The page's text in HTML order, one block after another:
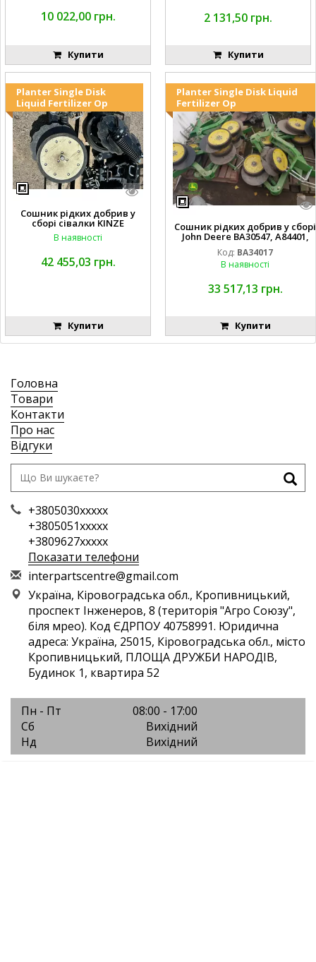
10 022,00 грн.
Купити
2 131,50 грн.
Купити
Planter Single Disk
Liquid Fertilizer Op
Сошник рідких добрив у
сборі сівалки KINZE
В наявності
42 455,03 грн.
Купити
Planter Single Disk Liquid
Fertilizer Op
Сошник рідких добрив у сборі
John Deere BA30547, A84401,
AA65563, AA65562, A82739,
A82743, AA56092, A72503,
A72504,
68, H137235, A72358, AA65564, A
A65566, A49917, A49918,
Код: BA34017
В наявності
33 517,13 грн.
Купити
Головна
Товари
Контакти
Про нас
Відгуки
+3805030xxxxx
+3805051xxxxx
+3809627xxxxx
Показати телефони
interpartscentre@gmail.com
Україна, Кіровоградська обл., Кропивницький,
проспект Інженеров, 8 (територія "Агро Союзу",
біля мрео). Код ЄДРПОУ 40758991. Юридична
адреса: Україна, 25015, Кіровоградська обл., місто
Кропивницький, ПЛОЩА ДРУЖБИ НАРОДІВ,
Будинок 1, квартира 52
Пн - Пт
08:00 - 17:00
Сб
Вихідний
Нд
Вихідний